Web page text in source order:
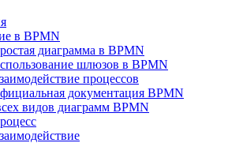
в BPMN
диаграмма в BPMN
шлюзов в BPMN
процессов
документация BPMN
видов диаграмм BPMN